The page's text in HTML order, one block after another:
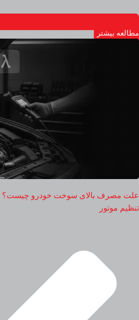
مطالعه بیشتر
علت مصرف بالای سوخت خودرو چیست؟
تنظیم موتور